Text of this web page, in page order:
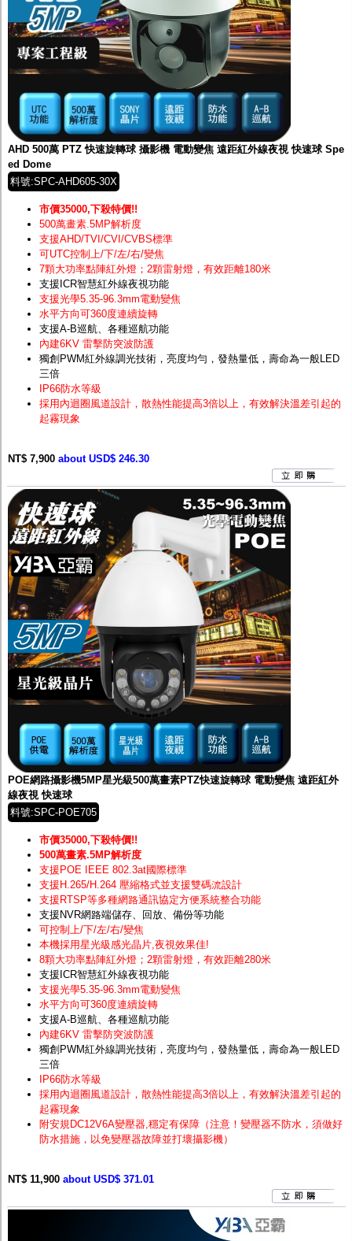
AHD 500萬 PTZ 快速旋轉球 攝影機 電動變焦 遠距紅外線夜視 快速球 Spe
ed Dome
料號:SPC-AHD605-30X
市價35000,下殺特價!!
500萬畫素.5MP解析度
支援AHD/TVI/CVI/CVBS標準
可UTC控制上/下/左/右/變焦
7顆大功率點陣紅外燈；2顆雷射燈，有效距離180米
支援ICR智慧紅外線夜視功能
支援光學5.35-96.3mm電動變焦
水平方向可360度連續旋轉
支援A-B巡航、各種巡航功能
內建6KV 雷擊防突波防護
獨創PWM紅外線調光技術，亮度均勻，發熱量低，壽命為一般LED
三倍
IP66防水等級
採用內迴圈風道設計，散熱性能提高3倍以上，有效解決溫差引起的
起霧現象
NT$ 7,900 about USD$ 246.30
POE網路攝影機5MP星光級500萬畫素PTZ快速旋轉球 電動變焦 遠距紅外
線夜視 快速球
料號:SPC-POE705
市價35000,下殺特價!!
500萬畫素.5MP解析度
支援POE IEEE 802.3at國際標準
支援H.265/H.264 壓縮格式並支援雙碼流設計
支援RTSP等多種網路通訊協定方便系統整合功能
支援NVR網路端儲存、回放、備份等功能
可控制上/下/左/右/變焦
本機採用星光級感光晶片,夜視效果佳!
8顆大功率點陣紅外燈；2顆雷射燈，有效距離280米
支援ICR智慧紅外線夜視功能
支援光學5.35-96.3mm電動變焦
水平方向可360度連續旋轉
支援A-B巡航、各種巡航功能
內建6KV 雷擊防突波防護
獨創PWM紅外線調光技術，亮度均勻，發熱量低，壽命為一般LED
三倍
IP66防水等級
採用內迴圈風道設計，散熱性能提高3倍以上，有效解決溫差引起的
起霧現象
附安規DC12V6A變壓器,穩定有保障（注意！變壓器不防水，須做好
防水措施，以免變壓器故障並打壞攝影機）
NT$ 11,900 about USD$ 371.01